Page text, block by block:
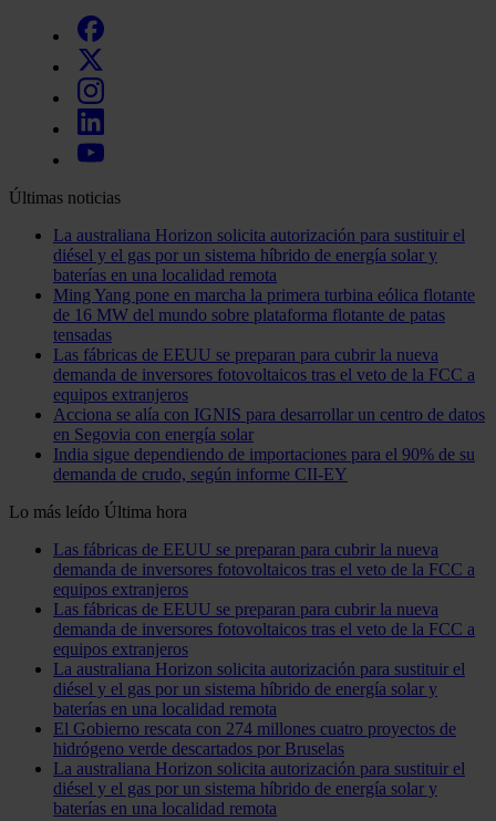
Últimas noticias
La australiana Horizon solicita autorización para sustituir el
diésel y el gas por un sistema híbrido de energía solar y
baterías en una localidad remota
Ming Yang pone en marcha la primera turbina eólica flotante
de 16 MW del mundo sobre plataforma flotante de patas
tensadas
Las fábricas de EEUU se preparan para cubrir la nueva
demanda de inversores fotovoltaicos tras el veto de la FCC a
equipos extranjeros
Acciona se alía con IGNIS para desarrollar un centro de datos
en Segovia con energía solar
India sigue dependiendo de importaciones para el 90% de su
demanda de crudo, según informe CII-EY
Lo más leído Última hora
Las fábricas de EEUU se preparan para cubrir la nueva
demanda de inversores fotovoltaicos tras el veto de la FCC a
equipos extranjeros
Las fábricas de EEUU se preparan para cubrir la nueva
demanda de inversores fotovoltaicos tras el veto de la FCC a
equipos extranjeros
La australiana Horizon solicita autorización para sustituir el
diésel y el gas por un sistema híbrido de energía solar y
baterías en una localidad remota
El Gobierno rescata con 274 millones cuatro proyectos de
hidrógeno verde descartados por Bruselas
La australiana Horizon solicita autorización para sustituir el
diésel y el gas por un sistema híbrido de energía solar y
baterías en una localidad remota